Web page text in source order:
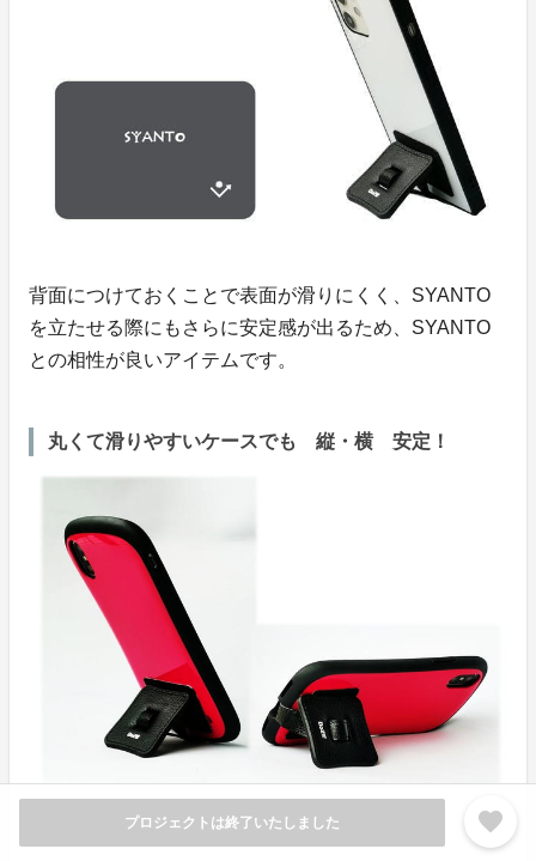
プロジェクトは終了いたしました favorite
背面につけておくことで表面が滑りにくく、SYANTO
を立たせる際にもさらに安定感が出るため、SYANTO
との相性が良いアイテムです。
丸くて滑りやすいケースでも 縦・横 安定！
SYANTO CLEAN 詳細